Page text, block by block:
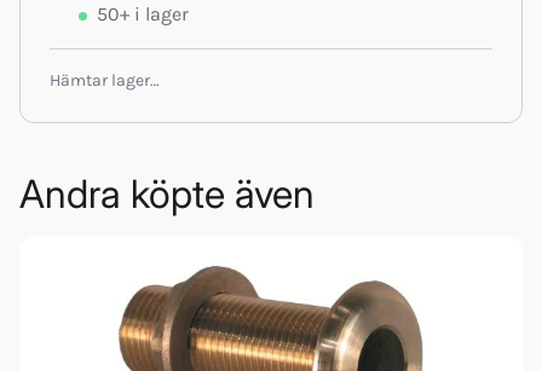
50+ i lager
Hämtar lager…
Andra köpte även